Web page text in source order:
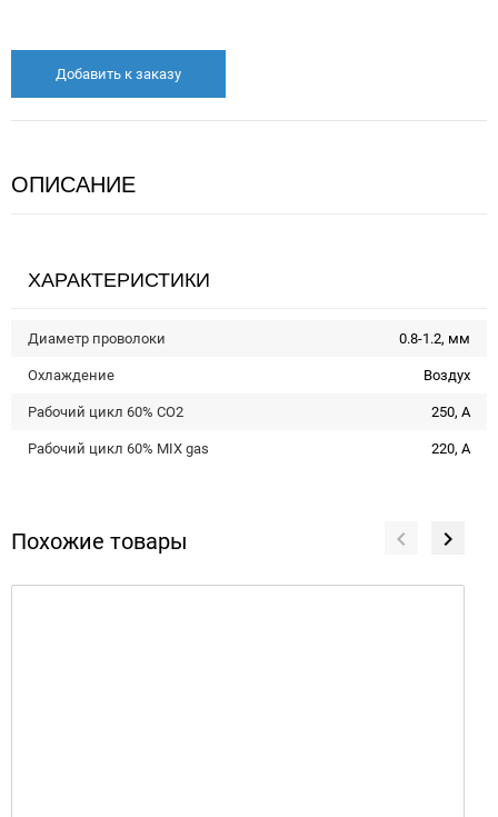
Добавить к заказу
ОПИСАНИЕ
ХАРАКТЕРИСТИКИ
Диаметр проволоки 0.8-1.2, мм
Охлаждение Воздух
Рабочий цикл 60% CO2 250, А
Рабочий цикл 60% MIX gas 220, А
Похожие товары